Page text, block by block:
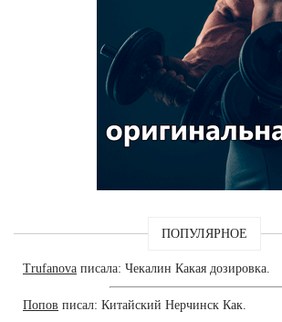
ПОПУЛЯРНОЕ
Trufanova писала: Чекалин Какая дозировка.
Попов писал: Китайский Нерчинск Как.